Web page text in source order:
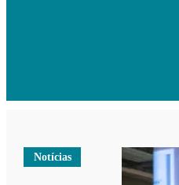
Notícias